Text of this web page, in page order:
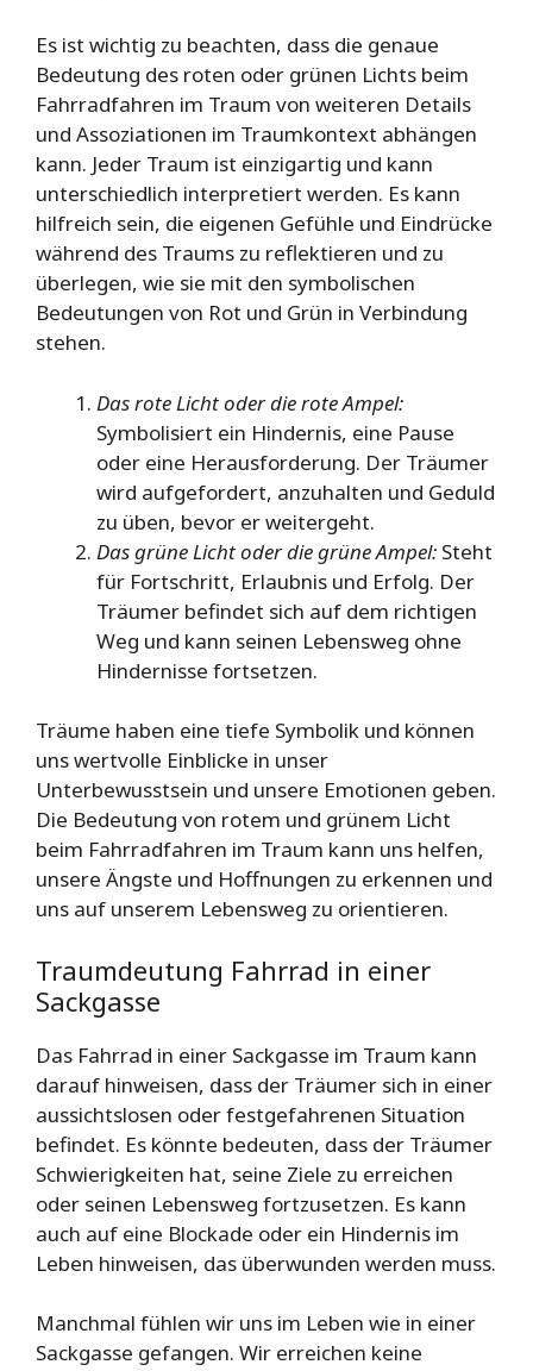
Es ist wichtig zu beachten, dass die genaue
Bedeutung des roten oder grünen Lichts beim
Fahrradfahren im Traum von weiteren Details
und Assoziationen im Traumkontext abhängen
kann. Jeder Traum ist einzigartig und kann
unterschiedlich interpretiert werden. Es kann
hilfreich sein, die eigenen Gefühle und Eindrücke
während des Traums zu reflektieren und zu
überlegen, wie sie mit den symbolischen
Bedeutungen von Rot und Grün in Verbindung
stehen.
Das rote Licht oder die rote Ampel:
Symbolisiert ein Hindernis, eine Pause
oder eine Herausforderung. Der Träumer
wird aufgefordert, anzuhalten und Geduld
zu üben, bevor er weitergeht.
Das grüne Licht oder die grüne Ampel: Steht
für Fortschritt, Erlaubnis und Erfolg. Der
Träumer befindet sich auf dem richtigen
Weg und kann seinen Lebensweg ohne
Hindernisse fortsetzen.
Träume haben eine tiefe Symbolik und können
uns wertvolle Einblicke in unser
Unterbewusstsein und unsere Emotionen geben.
Die Bedeutung von rotem und grünem Licht
beim Fahrradfahren im Traum kann uns helfen,
unsere Ängste und Hoffnungen zu erkennen und
uns auf unserem Lebensweg zu orientieren.
Traumdeutung Fahrrad in einer
Sackgasse
Das Fahrrad in einer Sackgasse im Traum kann
darauf hinweisen, dass der Träumer sich in einer
aussichtslosen oder festgefahrenen Situation
befindet. Es könnte bedeuten, dass der Träumer
Schwierigkeiten hat, seine Ziele zu erreichen
oder seinen Lebensweg fortzusetzen. Es kann
auch auf eine Blockade oder ein Hindernis im
Leben hinweisen, das überwunden werden muss.
Manchmal fühlen wir uns im Leben wie in einer
Sackgasse gefangen. Wir erreichen keine